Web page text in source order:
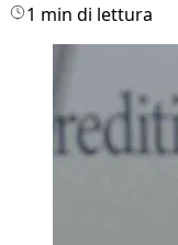
1 min di lettura